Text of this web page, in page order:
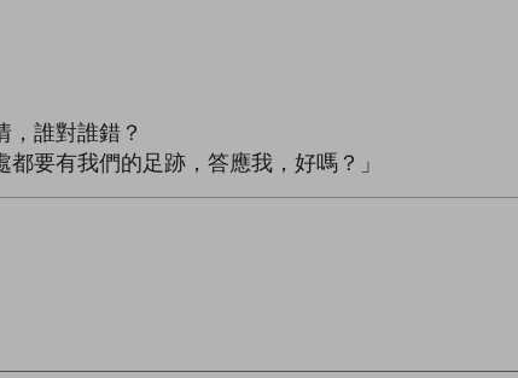
，誰對誰錯？
要有我們的足跡，答應我，好嗎？」